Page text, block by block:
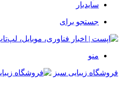
سایدبار
جستجو برای
منو
فروشگاه زیبایی سبز